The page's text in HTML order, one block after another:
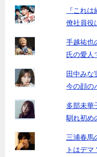
『これ
僚社員役
手越祐也
氏の愛人
田中みな
今の顔の
多部未華
馴れ初め
三浦春馬
トはデ